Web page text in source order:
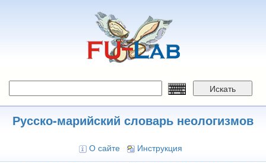
Искать
Русско-марийский словарь неологизмов
О сайте Инструкция